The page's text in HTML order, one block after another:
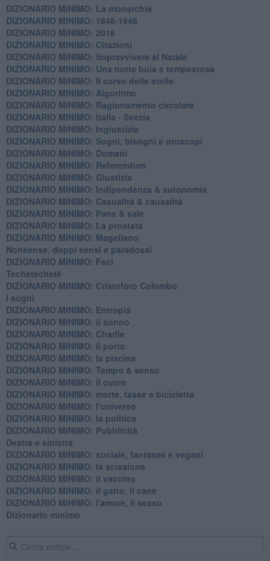
DIZIONARIO MINIMO: La monarchia
DIZIONARIO MINIMO: 1848-1948
DIZIONARIO MINIMO: 2018
DIZIONARIO MINIMO: Citazioni
DIZIONARIO MINIMO: ​Sopravvivere al Natale
DIZIONARIO MINIMO: ​Una notte buia e tempestosa
DIZIONARIO MINIMO: Il corso delle stelle
DIZIONARIO MINIMO: Algoritmo
DIZIONARIO MINIMO: Ragionamento circolare
DIZIONARIO MINIMO: Italia - Svezia
DIZIONARIO MINIMO: ​Ingiustizia
DIZIONARIO MINIMO: ​Sogni, bisogni e oroscopi
DIZIONARIO MINIMO: Domani
DIZIONARIO MINIMO: Referendum
DIZIONARIO MINIMO: Giustizia
DIZIONARIO MINIMO: ​Indipendenza & autonomia
DIZIONARIO MINIMO: ​Casualità & causalità
​DIZIONARIO MINIMO: Pane & sale
DIZIONARIO MINIMO: La prostata
​DIZIONARIO MINIMO: Magellano
Nonsense, doppi sensi e paradossi
DIZIONARIO MINIMO: Feci
Techetechetè
DIZIONARIO MINIMO: Cristoforo Colombo
I sogni
DIZIONARIO MINIMO: Entropia
DIZIONARIO MINIMO: il sonno
DIZIONARIO MINIMO: Charlie
DIZIONARIO MINIMO: il porto
DIZIONARIO MINIMO: la piscina
DIZIONARIO MINIMO: Tempo & senso
DIZIONARIO MINIMO: il cuore
DIZIONARIO MINIMO: morte, tasse e bicicletta
DIZIONARIO MINIMO: l'universo
DIZIONARIO MINIMO: la politica
DIZIONARIO MINIMO: Pubblicità
Destra e sinistra
DIZIONARIO MINIMO: sociale, fantasmi e vegani
DIZIONARIO MINIMO: la scissione
DIZIONARIO MINIMO: il vaccino
DIZIONARIO MINIMO: il gatto, il cane
DIZIONARIO MINIMO: l'amore, il sesso
Dizionario minimo